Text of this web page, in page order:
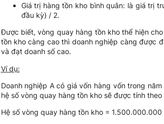
Giá trị hàng tồn kho bình quân: là giá trị
đầu kỳ) / 2.
Được biết, vòng quay hàng tồn kho thể hiện
tồn kho càng cao thì doanh nghiệp càng được
và đạt doanh số cao.
Ví dụ:
Doanh nghiệp A có giá vốn hàng vốn trong
hệ số vòng quay hàng tồn kho sẽ được tính
Hệ số vòng quay hàng tồn kho =